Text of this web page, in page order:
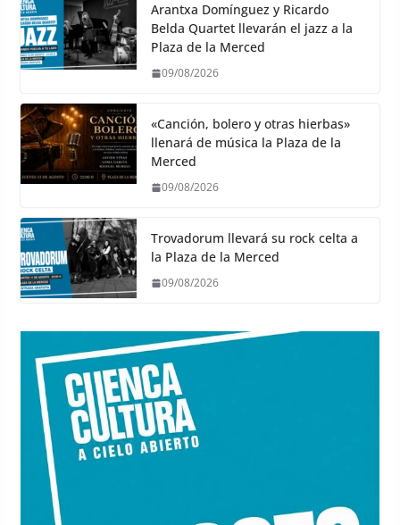
Arantxa Domínguez y Ricardo
Belda Quartet llevarán el jazz a la
Plaza de la Merced
09/08/2026
«Canción, bolero y otras hierbas»
llenará de música la Plaza de la
Merced
09/08/2026
Trovadorum llevará su rock celta a
la Plaza de la Merced
09/08/2026